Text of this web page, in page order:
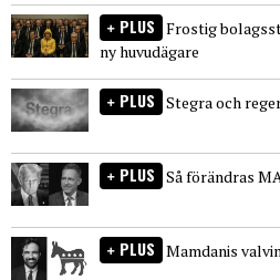
PLUS Frostig
ny huvudägare
PLUS Stegra och
PLUS Så förändras
PLUS Mamdanis